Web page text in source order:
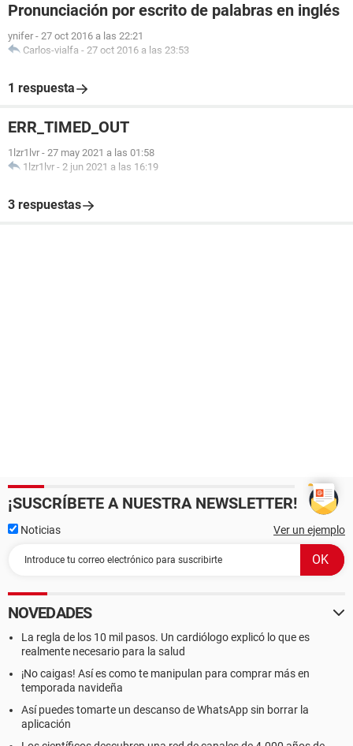
Pronunciación por escrito de palabras en inglés
ynifer - 27 oct 2016 a las 22:21
Carlos-vialfa - 27 oct 2016 a las 23:53
1 respuesta
ERR_TIMED_OUT
1lzr1lvr - 27 may 2021 a las 01:58
1lzr1lvr - 2 jun 2021 a las 16:19
3 respuestas
¡SUSCRÍBETE A NUESTRA NEWSLETTER!
Noticias Ver un ejemplo
NOVEDADES
La regla de los 10 mil pasos. Un cardiólogo explicó lo que es
realmente necesario para la salud
¡No caigas! Así es como te manipulan para comprar más en
temporada navideña
Así puedes tomarte un descanso de WhatsApp sin borrar la
aplicación